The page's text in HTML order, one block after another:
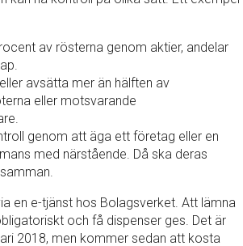
av rösterna genom aktier, andelar
avsätta mer än hälften av
eller motsvarande
genom att äga ett företag eller en
med närstående. Då ska deras
en e-tjänst hos Bolagsverket. Att lämna
och få dispenser ges. Det är
2018, men kommer sedan att kosta